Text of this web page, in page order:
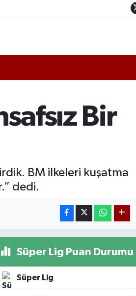
Bir
BM ilkeleri kuşatma
dedi.
Süper Lig Puan Durumu
Süper Lig